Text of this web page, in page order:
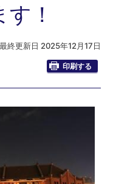
！
最終更新日 2025年12月17日
印刷する